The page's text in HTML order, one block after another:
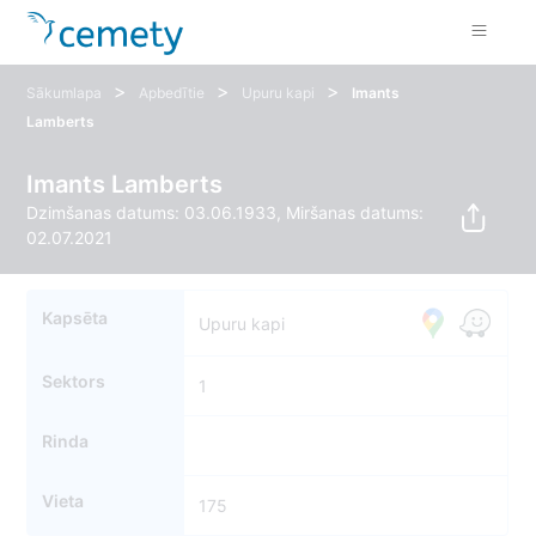
Sākumlapa > Apbedītie > Upuru kapi >
Imants
Lamberts
Imants Lamberts
Dzimšanas datums: 03.06.1933, Miršanas datums:
02.07.2021
Kapsēta Upuru kapi
Sektors 1
Rinda
Vieta 175